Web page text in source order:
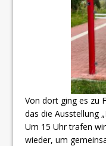
Von dort ging es zu
das die Ausstellung
Um 15 Uhr trafen
wieder, um